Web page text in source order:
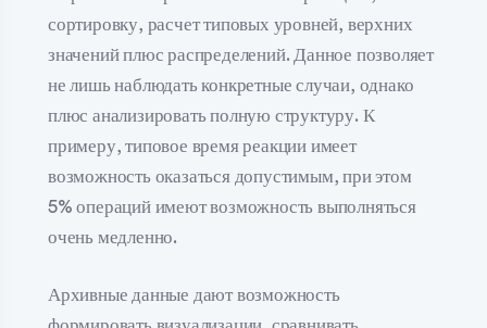
сортировку, расчет типовых уровней, верхних
значений плюс распределений. Данное позволяет
не лишь наблюдать конкретные случаи, однако
плюс анализировать полную структуру. К
примеру, типовое время реакции имеет
возможность оказаться допустимым, при этом
5% операций имеют возможность выполняться
очень медленно.
Архивные данные дают возможность